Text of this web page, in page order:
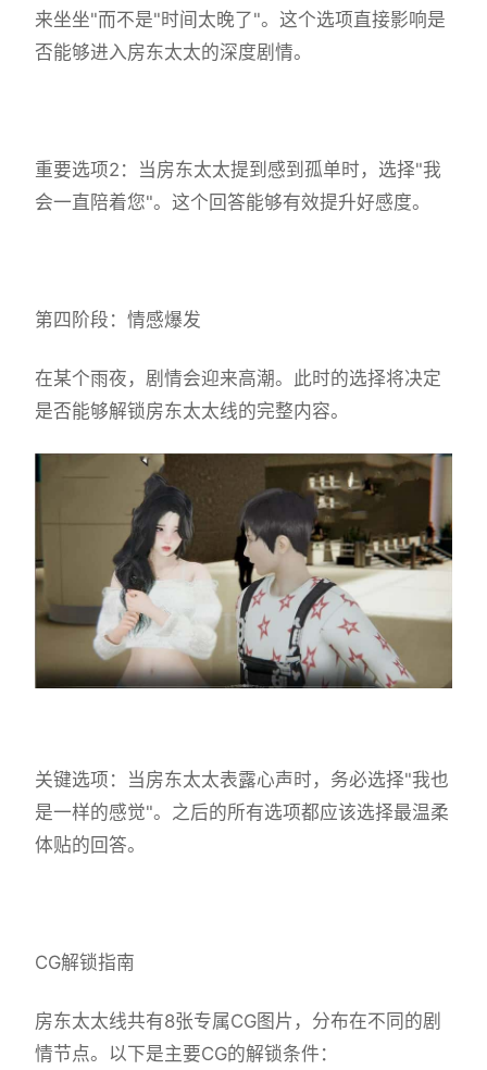
来坐坐"而不是"时间太晚了"。这个选项直接影响是
否能够进入房东太太的深度剧情。
重要选项2：当房东太太提到感到孤单时，选择"我
会一直陪着您"。这个回答能够有效提升好感度。
第四阶段：情感爆发
在某个雨夜，剧情会迎来高潮。此时的选择将决定
是否能够解锁房东太太线的完整内容。
关键选项：当房东太太表露心声时，务必选择"我也
是一样的感觉"。之后的所有选项都应该选择最温柔
体贴的回答。
CG解锁指南
房东太太线共有8张专属CG图片，分布在不同的剧
情节点。以下是主要CG的解锁条件：